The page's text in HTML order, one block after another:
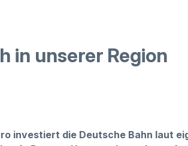
in unserer Region
investiert die Deutsche Bahn laut